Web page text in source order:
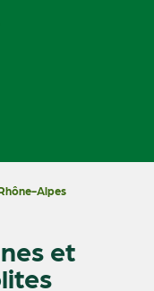
Alpes
et